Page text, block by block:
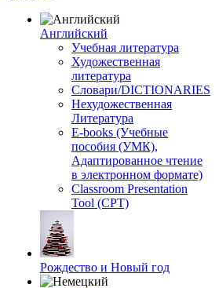
Английский
Учебная литература
Художественная
литература
Словари/DICTIONARIES
Нехудожественная
Литература
E-books (Учебные
пособия (УМК),
Адаптированное чтение
в электронном формате)
Classroom Presentation
Tool (CPT)
Рождество и Новый год